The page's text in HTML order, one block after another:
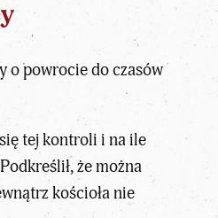
o powrocie do czasów
tej kontroli i na ile
że można
kościoła nie